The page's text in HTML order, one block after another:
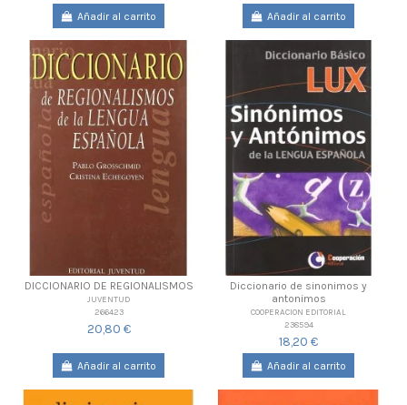
Añadir al carrito Añadir al carrito
DICCIONARIO DE REGIONALISMOS
JUVENTUD
266423
20,80 €
Añadir al carrito
Diccionario de sinonimos y
antonimos
COOPERACION EDITORIAL
238594
18,20 €
Añadir al carrito